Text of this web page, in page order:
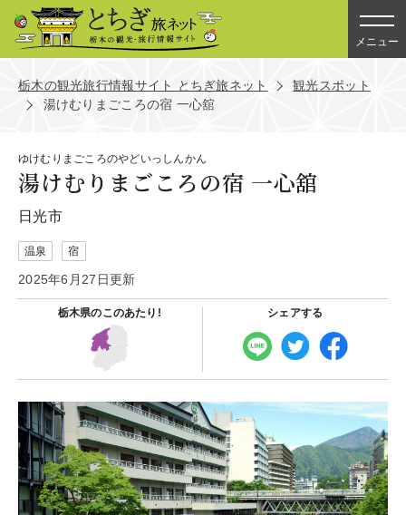
メニュー
栃木の観光旅行情報サイト とちぎ旅ネット
観光スポット
湯けむりまごころの宿 一心舘
ゆけむりまごころのやどいっしんかん
湯けむりまごころの宿 一心舘
日光市
温泉 宿
2025年6月27日更新
栃木県のこのあたり! シェアする